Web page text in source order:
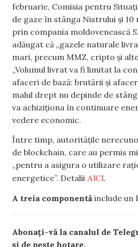
februarie, Comisia pentru
de gaze în stânga Nistrului și
prin compania moldovenească
adăugat că „gazele naturale
mari, precum MMZ, cripto și
„Volumul livrat va fi limitat la
afaceri de bază: brutării și
malul drept nu depinde de
va achiziționa în continuare
vedere economic.
Între timp, autoritățile
de blockchain, care au permis
„pentru a asigura o utilizare
energetice”. Detalii AICI.
A treia componentă include un
Abonați-vă la canalul de
și de peste hotare.